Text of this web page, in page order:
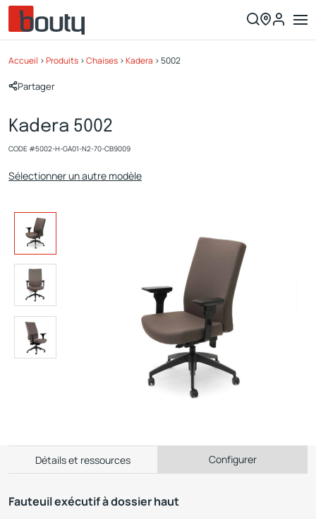
Accueil >Produits >Chaises >Kadera >5002
Partager
Kadera 5002
CODE #5002-H-GA01-N2-70-CB9009
Sélectionner un autre modèle
Détails et ressources Configurer
Fauteuil exécutif à dossier haut